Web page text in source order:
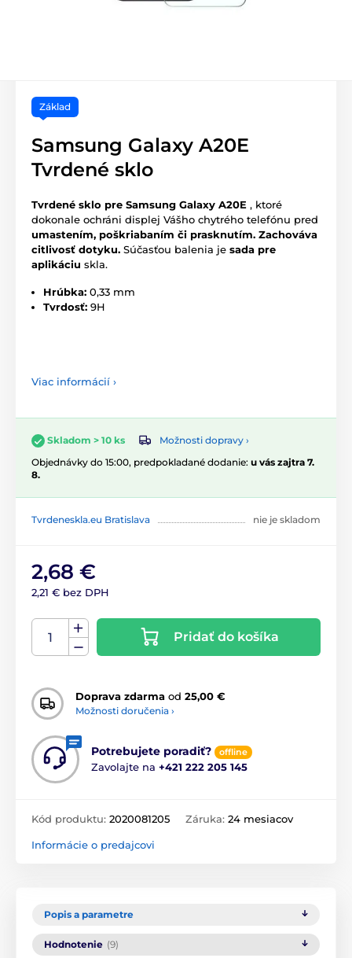
Základ
Samsung Galaxy A20E
Tvrdené sklo
Tvrdené sklo pre Samsung Galaxy A20E , ktoré
dokonale ochráni displej Vášho chytrého telefónu pred
umastením, poškriabaním či prasknutím. Zachováva
citlivosť dotyku. Súčasťou balenia je sada pre
aplikáciu skla.
Hrúbka: 0,33 mm
Tvrdosť: 9H
Viac informácií ›
Skladom > 10 ks
Možnosti dopravy ›
Objednávky do 15:00, predpokladané dodanie: u vás zajtra 7.
8.
Tvrdeneskla.eu Bratislava nie je skladom
2,68 €
2,21 € bez DPH
Pridať do košíka
Doprava zdarma od 25,00 €
Možnosti doručenia ›
Potrebujete poradiť? offline
Zavolajte na +421 222 205 145
Kód produktu: 2020081205 Záruka: 24 mesiacov
Informácie o predajcovi
Popis a parametre
Hodnotenie (9)